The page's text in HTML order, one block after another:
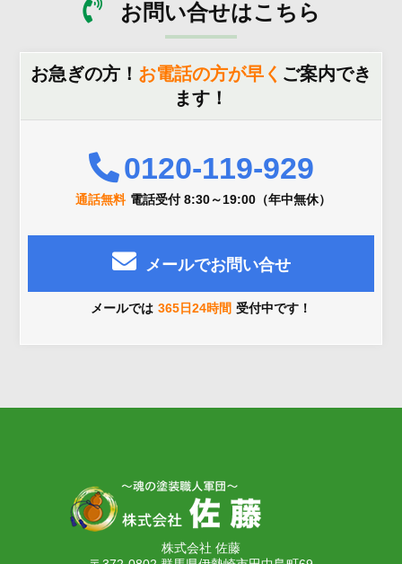
お問い合せはこちら
お急ぎの方！ お電話の方が早く ご案内でき
ます！
0120-119-929
通話無料 電話受付 8:30～19:00（年中無休）
メールでお問い合せ
メールでは 365日24時間 受付中です！
株式会社 佐藤